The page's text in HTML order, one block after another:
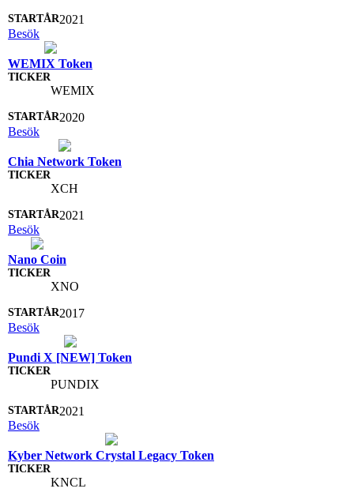
2021
Besök
WEMIX Token
WEMIX
2020
Besök
Chia Network Token
XCH
2021
Besök
Nano Coin
XNO
2017
Besök
Pundi X [NEW] Token
PUNDIX
2021
Besök
Kyber Network Crystal Legacy Token
KNCL